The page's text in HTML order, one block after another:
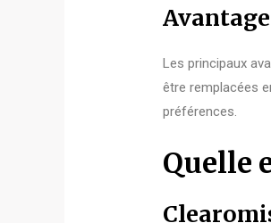
Les principaux
être remplacées
préférences.
Quelle